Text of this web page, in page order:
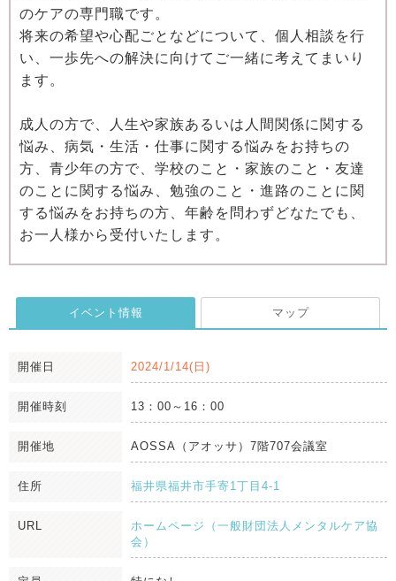
のケアの専門職です。
将来の希望や心配ごとなどについて、個人相談を行
い、一歩先への解決に向けてご一緒に考えてまいり
ます。
成人の方で、人生や家族あるいは人間関係に関する
悩み、病気・生活・仕事に関する悩みをお持ちの
方、青少年の方で、学校のこと・家族のこと・友達
のことに関する悩み、勉強のこと・進路のことに関
する悩みをお持ちの方、年齢を問わずどなたでも、
お一人様から受付いたします。
イベント情報 マップ
開催日 2024/1/14(日)
開催時刻 13：00～16：00
開催地 AOSSA（アオッサ）7階707会議室
住所 福井県福井市手寄1丁目4-1
URL
ホームページ（一般財団法人メンタルケア協
会）